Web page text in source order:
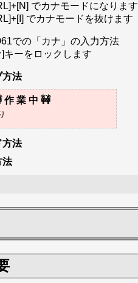
でカナモードになります
でカナモードを抜けます
での「カナ」の入力方法
]キーをロックします
方法
方法
法